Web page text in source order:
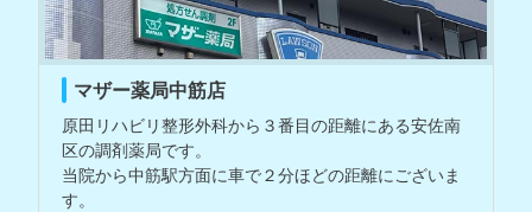
マザー薬局中筋店
原田リハビリ整形外科から３番目の距離にある安佐南
区の調剤薬局です。
当院から中筋駅方面に車で２分ほどの距離にございま
す。